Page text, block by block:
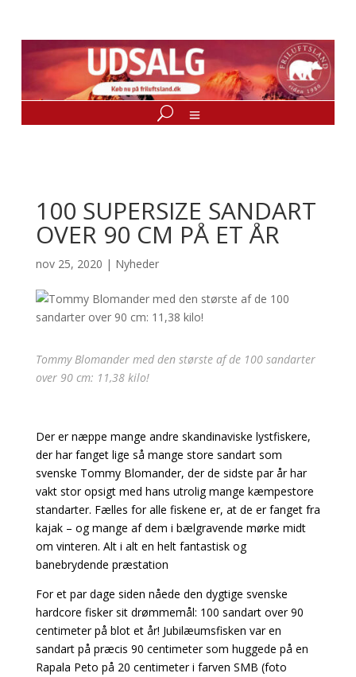
100 SUPERSIZE SANDART
OVER 90 CM PÅ ET ÅR
nov 25, 2020 | Nyheder
Tommy Blomander med den største af de 100 sandarter
over 90 cm: 11,38 kilo!
Der er næppe mange andre skandinaviske lystfiskere,
der har fanget lige så mange store sandart som
svenske Tommy Blomander, der de sidste par år har
vakt stor opsigt med hans utrolig mange kæmpestore
standarter. Fælles for alle fiskene er, at de er fanget fra
kajak – og mange af dem i bælgravende mørke midt
om vinteren. Alt i alt en helt fantastisk og
banebrydende præstation
For et par dage siden nåede den dygtige svenske
hardcore fisker sit drømmemål: 100 sandart over 90
centimeter på blot et år! Jubilæumsfisken var en
sandart på præcis 90 centimeter som huggede på en
Rapala Peto på 20 centimeter i farven SMB (foto